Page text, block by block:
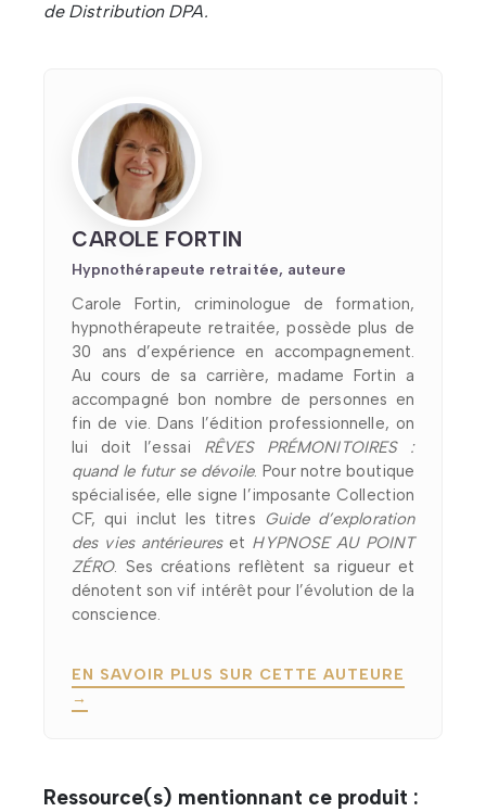
de Distribution DPA.
CAROLE FORTIN
Hypnothérapeute retraitée, auteure
Carole Fortin, criminologue de formation,
hypnothérapeute retraitée, possède plus de
30 ans d’expérience en accompagnement.
Au cours de sa carrière, madame Fortin a
accompagné bon nombre de personnes en
fin de vie. Dans l’édition professionnelle, on
lui doit l’essai RÊVES PRÉMONITOIRES :
quand le futur se dévoile. Pour notre boutique
spécialisée, elle signe l’imposante Collection
CF, qui inclut les titres Guide d’exploration
des vies antérieureset HYPNOSE AU POINT
ZÉRO. Ses créations reflètent sa rigueur et
dénotent son vif intérêt pour l’évolution de la
conscience.
EN SAVOIR PLUS SUR CETTE AUTEURE
→
Ressource(s) mentionnant ce produit :